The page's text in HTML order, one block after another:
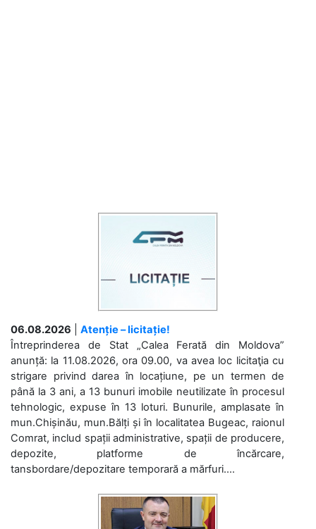
06.08.2026
Atenție – licitație!
Întreprinderea de Stat „Calea Ferată din Moldova”
anunță: la 11.08.2026, ora 09.00, va avea loc licitaţia cu
strigare privind darea în locațiune, pe un termen de
până la 3 ani, a 13 bunuri imobile neutilizate în procesul
tehnologic, expuse în 13 loturi. Bunurile, amplasate în
mun.Chișinău, mun.Bălți și în localitatea Bugeac, raionul
Comrat, includ spații administrative, spații de producere,
depozite, platforme de încărcare,
tansbordare/depozitare temporară a mărfuri....